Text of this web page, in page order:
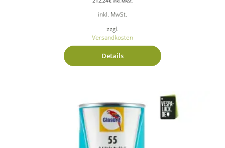
inkl. MwSt.
zzgl.
Versandkosten
Details